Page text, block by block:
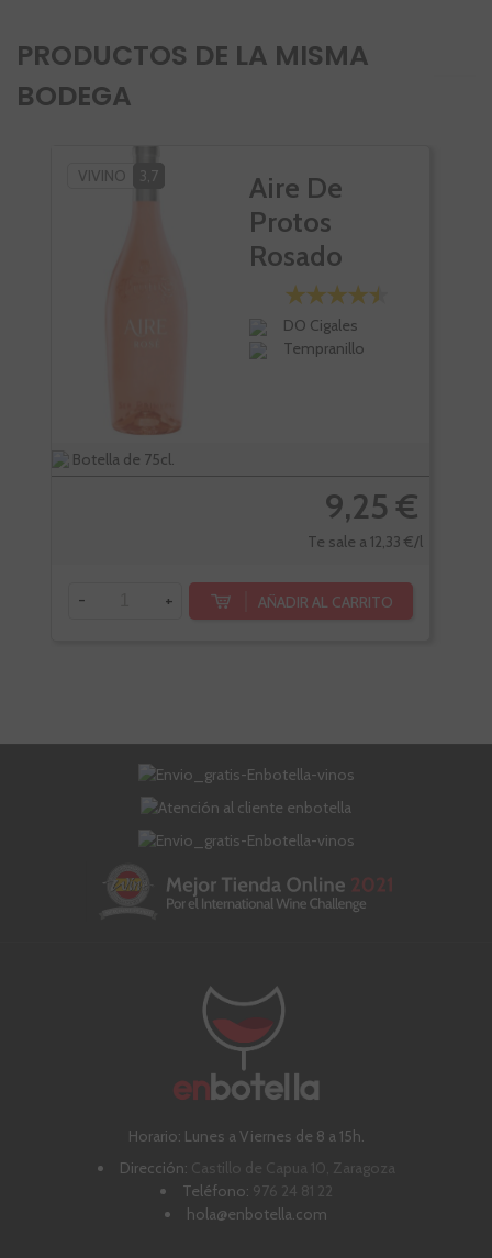
PRODUCTOS DE LA MISMA
BODEGA
VIVINO 3,7
Aire De
Protos
Rosado
DO Cigales
Tempranillo
Botella de 75cl.
9,25 €
Te sale a 12,33 €/l
- + AÑADIR AL CARRITO
Horario: Lunes a Viernes de 8 a 15h.
Dirección: Castillo de Capua 10, Zaragoza
Teléfono: 976 24 81 22
hola@enbotella.com